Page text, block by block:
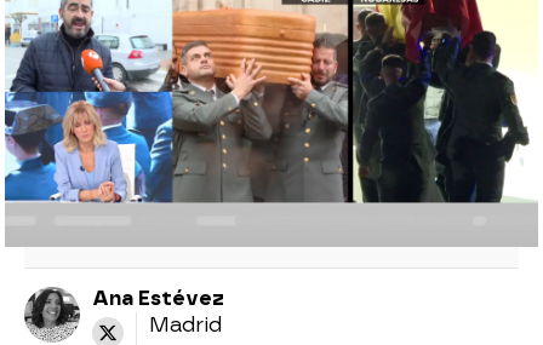
insiste en que no se plantea dimitir
"Marlaska no puede decir que todo va bien
cuando hace tiempo que las seis
patrulleras de Cádiz están estropeadas"
Ana Estévez
Madrid